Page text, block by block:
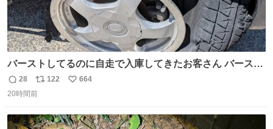
バーストしてるのに自走で入庫してきたお客さん バースト
したならその場で動かないで助け呼んで下さい😰 保険にロ
ードサービス付いてて金銭負担も無いんですから これで走
装ダメージ、ABSセンサ断線、ブレーキホースも傷入っち
返
信
28
リ
ポ
ト
122
い
数
664
20時間前